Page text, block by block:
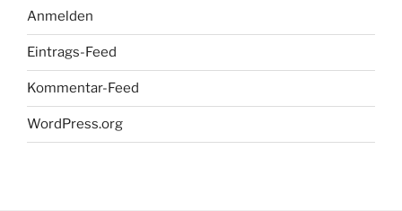
Anmelden
Eintrags-Feed
Kommentar-Feed
WordPress.org